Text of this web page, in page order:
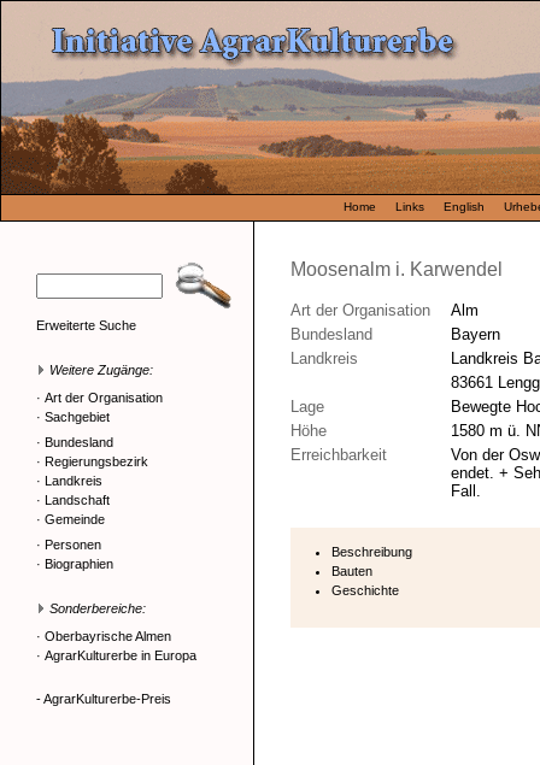
Home Links English
Erweiterte Suche
Weitere Zugänge:
· Art der Organisation
· Sachgebiet
· Bundesland
· Regierungsbezirk
· Landkreis
· Landschaft
· Gemeinde
· Personen
· Biographien
Sonderbereiche:
· Oberbayrische Almen
· AgrarKulturerbe in Europa
- AgrarKulturerbe-Preis
Moosenalm i. Karwendel
Art der Organisation
Alm
Bundesland
Bayern
Landkreis
Landkreis
83661
Lage
Bewegte
Höhe
1580 m ü.
Erreichbarkeit
Von der
endet. +
Fall.
Beschreibung
Bauten
Geschichte